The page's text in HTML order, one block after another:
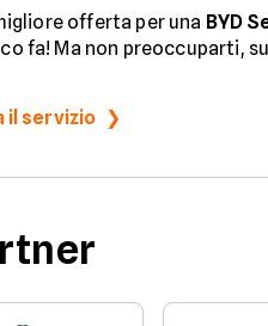
offerta per una BYD
fa! Ma non preoccuparti,
il servizio